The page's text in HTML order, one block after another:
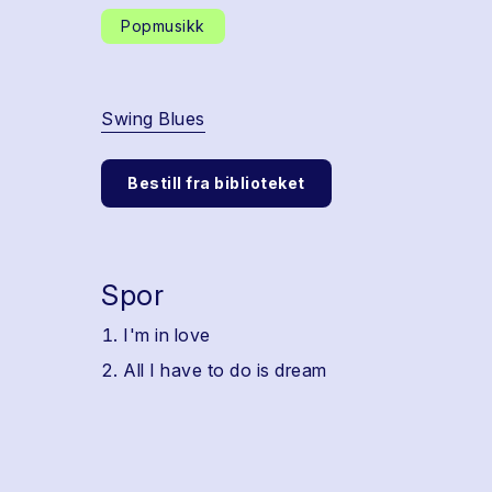
Popmusikk
Swing Blues
Bestill fra biblioteket
Spor
I'm in love
All I have to do is dream